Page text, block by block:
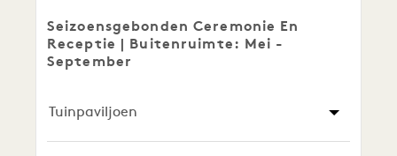
Seizoensgebonden Ceremonie En
Receptie | Buitenruimte: Mei -
September
Tuinpaviljoen